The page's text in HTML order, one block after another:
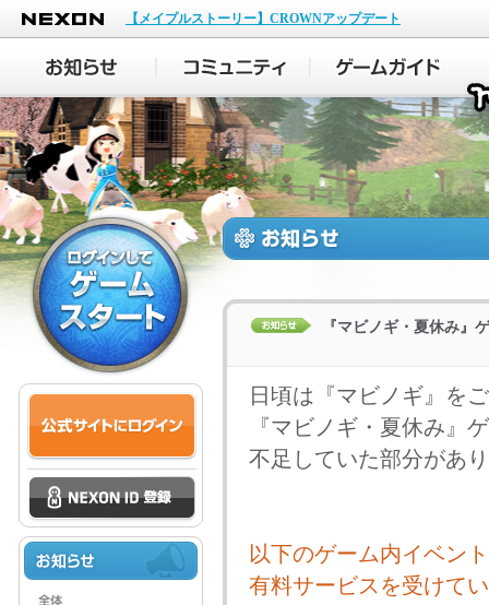
NEXON
【メイプルストーリー】CROWNアップデート
『マビノギ・夏休み』
日頃は『マビノギ』を
『マビノギ・夏休み』
不足していた部分があ
以下のゲーム内イベン
有料サービスを受けて